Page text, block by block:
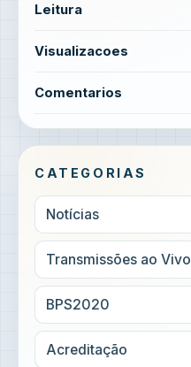
Leitura
Visualizacoes
Comentarios
CATEGORIAS
Notícias
Transmissões ao Vivo
BPS2020
Acreditação